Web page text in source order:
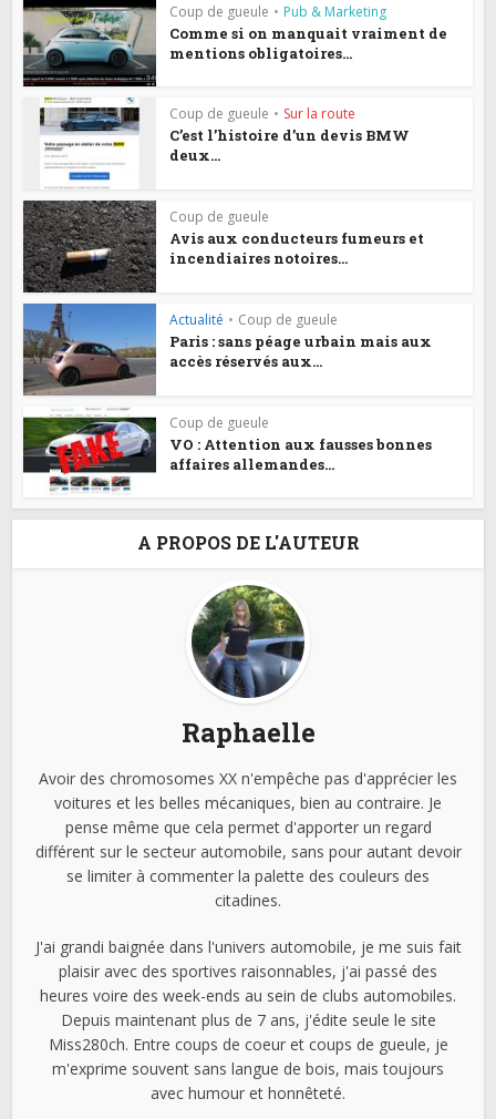
Coup de gueule • Pub & Marketing
Comme si on manquait vraiment de
mentions obligatoires...
Coup de gueule • Sur la route
C’est l’histoire d’un devis BMW
deux...
Coup de gueule
Avis aux conducteurs fumeurs et
incendiaires notoires...
Actualité • Coup de gueule
Paris : sans péage urbain mais aux
accès réservés aux...
Coup de gueule
VO : Attention aux fausses bonnes
affaires allemandes...
A PROPOS DE L'AUTEUR
Raphaelle
Avoir des chromosomes XX n'empêche pas d'apprécier les
voitures et les belles mécaniques, bien au contraire. Je
pense même que cela permet d'apporter un regard
différent sur le secteur automobile, sans pour autant devoir
se limiter à commenter la palette des couleurs des
citadines.
J'ai grandi baignée dans l'univers automobile, je me suis fait
plaisir avec des sportives raisonnables, j'ai passé des
heures voire des week-ends au sein de clubs automobiles.
Depuis maintenant plus de 7 ans, j'édite seule le site
Miss280ch. Entre coups de coeur et coups de gueule, je
m'exprime souvent sans langue de bois, mais toujours
avec humour et honnêteté.